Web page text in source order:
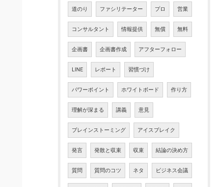
道のり ファシリテーター プロ 営業
コンサルタント 情報提供 無償 無料
企画書 企画書作成 アフターフォロー
LINE レポート 習慣づけ
パワーポイント ホワイトボード 作り方
理解が深まる 講義 意見
ブレインストーミング アイスブレイク
発言 発散と収束 収束 結論の決め方
質問 質問のコツ ネタ ビジネス会議